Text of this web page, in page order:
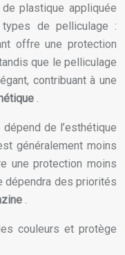
plastique appliquée
de pelliculage :
offre une protection
que le pelliculage
contribuant à une
.
de l’esthétique
généralement moins
une protection moins
dépendra des priorités
.
couleurs et protège